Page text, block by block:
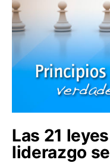
Las 21
liderazgo